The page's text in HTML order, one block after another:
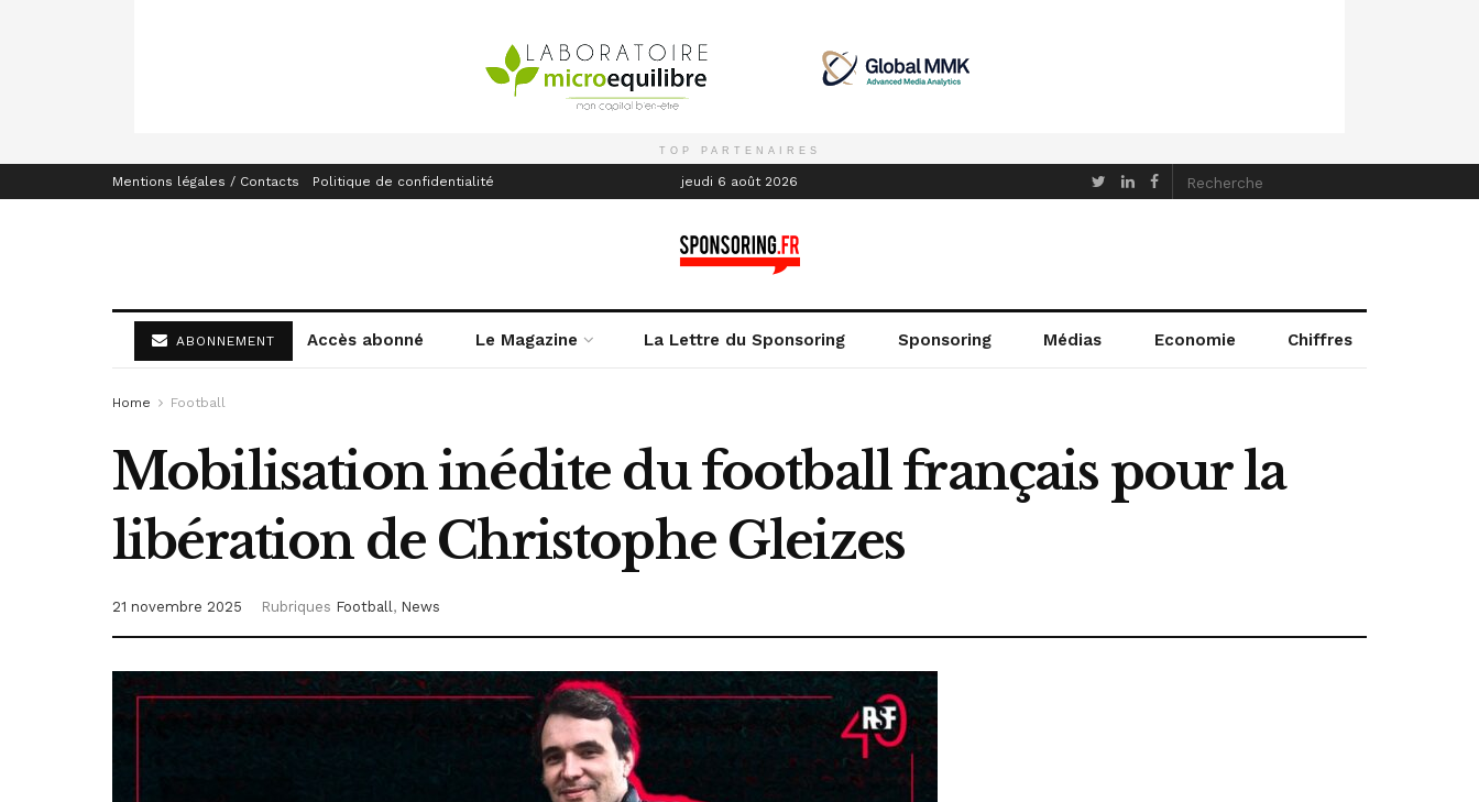
TOP PARTENAIRES
Mentions légales / Contacts Politique de confidentialité jeudi 6 août 2026
ABONNEMENT Accès abonné Le Magazine La Lettre du Sponsoring Sponsoring Médias Economie Chiffres
Home Football
Mobilisation inédite du football français pour la
libération de Christophe Gleizes
21 novembre 2025 Rubriques Football, News